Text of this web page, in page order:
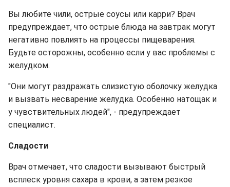
Вы любите чили, острые соусы или карри? Врач
предупреждает, что острые блюда на завтрак могут
негативно повлиять на процессы пищеварения.
Будьте осторожны, особенно если у вас проблемы с
желудком.
"Они могут раздражать слизистую оболочку желудка
и вызвать несварение желудка. Особенно натощак и
у чувствительных людей", - предупреждает
специалист.
Сладости
Врач отмечает, что сладости вызывают быстрый
всплеск уровня сахара в крови, а затем резкое